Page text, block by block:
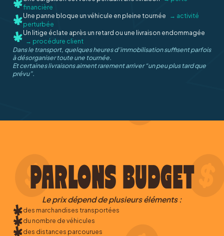
financière
Une panne bloque un véhicule en pleine tournée
→ activité
perturbée
Un litige éclate après un retard ou une livraison endommagée
→ procédure client
Dans le transport, quelques heures d’immobilisation suffisent parfois
à désorganiser toute une tournée.
Et certaines livraisons aiment rarement arriver “un peu plus tard que
prévu”.
PARLONS BUDGET
Le prix dépend de plusieurs éléments :
des marchandises transportées
du nombre de véhicules
des distances parcourues